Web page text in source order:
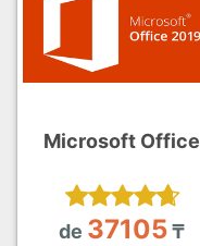
Microsoft Office
de 37105₸